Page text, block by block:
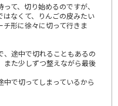
て、切り始めるのですが、
はなくて、りんごの皮みたい
形に徐々に切って行きま
、途中で切れることもあるの
また少しずつ整えながら最後
で切ってしまっているから